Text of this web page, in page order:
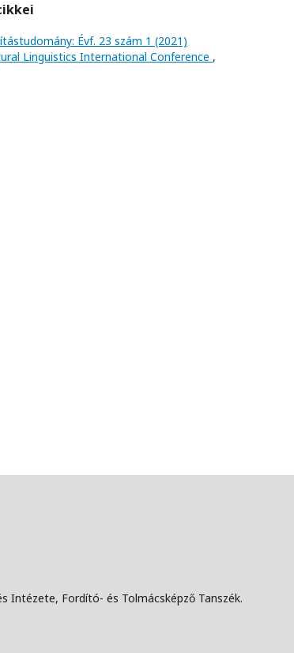
Évf. 23 szám 1 (2021)
Linguistics International Conference ,
Intézete, Fordító- és Tolmácsképző Tanszék.